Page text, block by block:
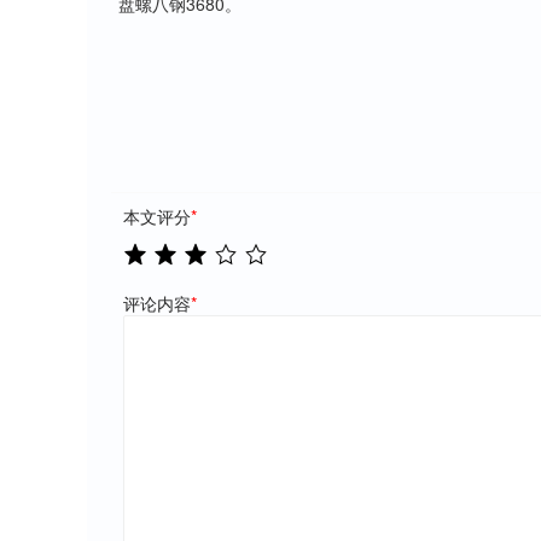
本文评分*
评论内容*